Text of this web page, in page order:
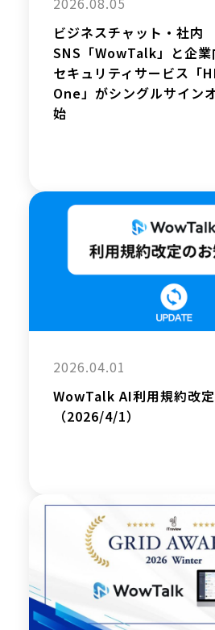
ビジネスチャット・社内
SNS「WowTalk」と企業
セキュリティサービス「
One」がシングルサイン
始
2026.04.01
WowTalk AI利用規約改
（2026/4/1）